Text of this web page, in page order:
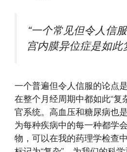
“一个常见但令人信
宫内膜异位症是如此
一个普遍但令人信服的论点
在整个月经周期中都如此“复
官系统。高血压和糖尿病也
为每种疾病中的每一种都学
物，可以在我的药理学检查